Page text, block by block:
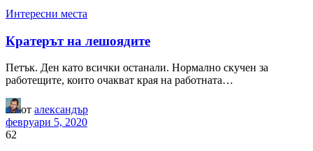
Интересни места
Кратерът на лешоядите
Петък. Ден като всички останали. Нормално скучен за
работещите, които очакват края на работната…
от александър
февруари 5, 2020
62